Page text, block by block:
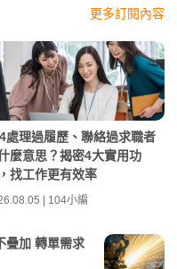
更多訂閱內容
處理過履歷、聯絡過求職者
麼意思？揭密4大實用功
找工作更有效率
| 104小編
疊加 轉單需求